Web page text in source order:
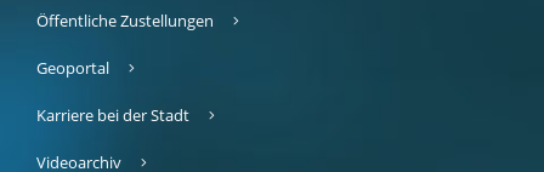
Öffentliche Zustellungen
Geoportal
Karriere bei der Stadt
Videoarchiv